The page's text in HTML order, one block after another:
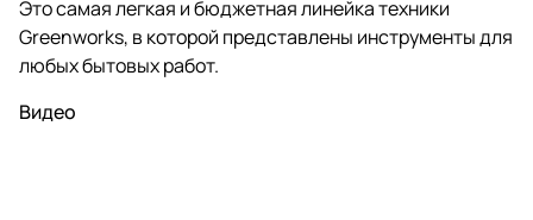
Это самая легкая и бюджетная линейка техники
Greenworks, в которой представлены инструменты для
любых бытовых работ.
Видео